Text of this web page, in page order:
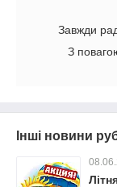
Завжди
З
Інші новини